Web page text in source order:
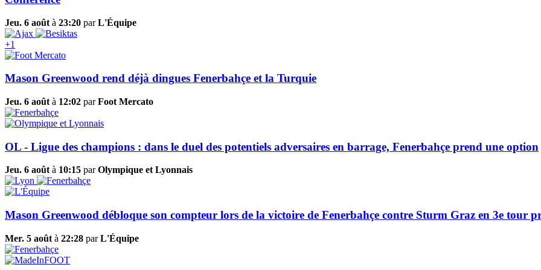
Jeu. 6 août à 23:20 parL'Équipe
+1
Mason Greenwood rend déjà dingues Fenerbahçe et la Turquie
Jeu. 6 août à 12:02 parFoot Mercato
OL - Ligue des champions : dans le duel des potentiels adversaires en barrage, Fenerbahçe prend une option
Jeu. 6 aoûtà 10:15 parOlympique et Lyonnais
Mason Greenwood débloque son compteur lors de la victoire de Fenerbahçe contre Sturm Graz en 3e tour
Mer. 5 août à 22:28 parL'Équipe